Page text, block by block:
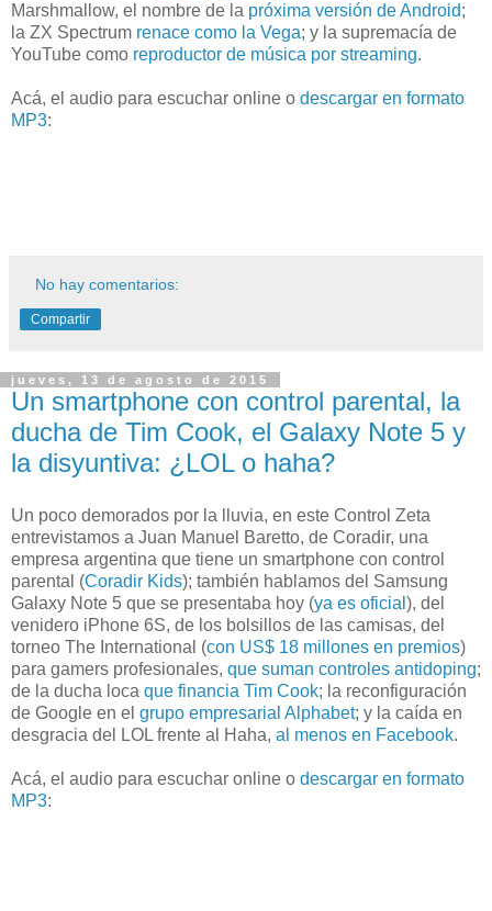
Marshmallow, el nombre de la próxima versión de Android;
la ZX Spectrum renace como la Vega; y la supremacía de
YouTube como reproductor de música por streaming.
Acá, el audio para escuchar online o descargar en formato
MP3:
No hay comentarios:
Compartir
jueves, 13 de agosto de 2015
Un smartphone con control parental, la
ducha de Tim Cook, el Galaxy Note 5 y
la disyuntiva: ¿LOL o haha?
Un poco demorados por la lluvia, en este Control Zeta
entrevistamos a Juan Manuel Baretto, de Coradir, una
empresa argentina que tiene un smartphone con control
parental (Coradir Kids); también hablamos del Samsung
Galaxy Note 5 que se presentaba hoy (ya es oficial ), del
venidero iPhone 6S, de los bolsillos de las camisas, del
torneo The International (con US$ 18 millones en premios)
para gamers profesionales, que suman controles antidoping;
de la ducha loca que financia Tim Cook; la reconfiguración
de Google en el grupo empresarial Alphabet; y la caída en
desgracia del LOL frente al Haha, al menos en Facebook.
Acá, el audio para escuchar online o descargar en formato
MP3: